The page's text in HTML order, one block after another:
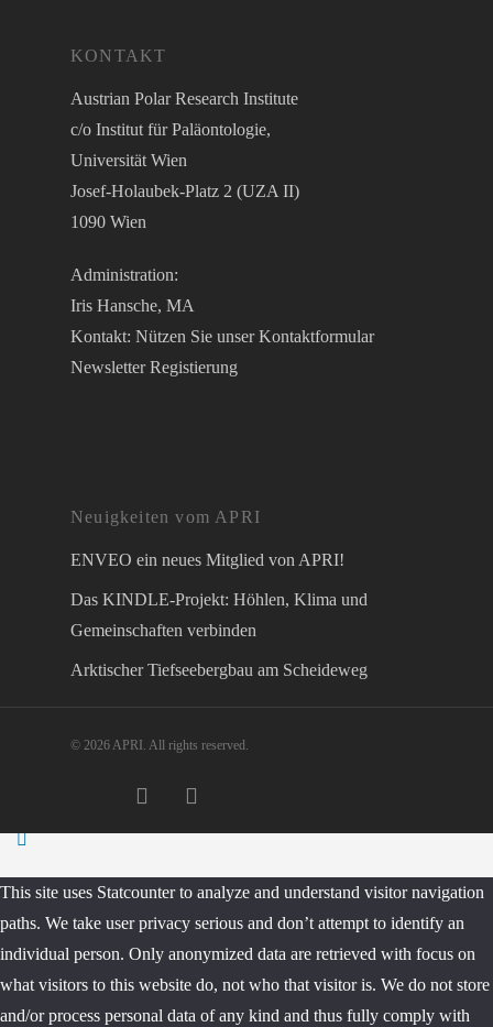
KONTAKT
Austrian Polar Research Institute
c/o Institut für Paläontologie,
Universität Wien
Josef-Holaubek-Platz 2 (UZA II)
1090 Wien
Administration:
Iris Hansche, MA
Kontakt: Nützen Sie unserKontaktformular
Newsletter Registierung
Neuigkeiten vom APRI
ENVEO ein neues Mitglied von APRI!
Das KINDLE-Projekt: Höhlen, Klima und
Gemeinschaften verbinden
Arktischer Tiefseebergbau am Scheideweg
© 2026 APRI. All rights reserved.
This site uses Statcounter to analyze and understand visitor navigation
paths. We take user privacy serious and don’t attempt to identify an
individual person. Only anonymized data are retrieved with focus on
what visitors to this website do, not who that visitor is. We do not store
and/or process personal data of any kind and thus fully comply with